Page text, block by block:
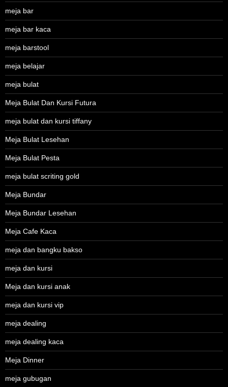
meja bar
meja bar kaca
meja barstool
meja belajar
meja bulat
Meja Bulat Dan Kursi Futura
meja bulat dan kursi tiffany
Meja Bulat Lesehan
Meja Bulat Pesta
meja bulat scriting gold
Meja Bundar
Meja Bundar Lesehan
Meja Cafe Kaca
meja dan bangku bakso
meja dan kursi
Meja dan kursi anak
meja dan kursi vip
meja dealing
meja dealing kaca
Meja Dinner
meja gubugan